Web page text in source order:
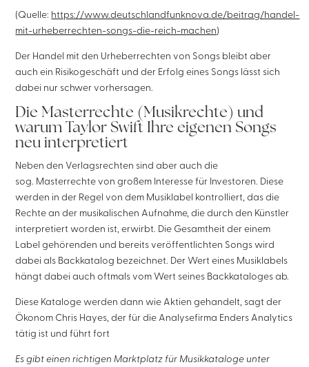
(Quelle: https://www.deutschlandfunknova.de/beitrag/handel-
mit-urheberrechten-songs-die-reich-machen)
Der Handel mit den Urheberrechten von Songs bleibt aber
auch ein Risikogeschäft und der Erfolg eines Songs lässt sich
dabei nur schwer vorhersagen.
Die Masterrechte (Musikrechte) und
warum Taylor Swift Ihre eigenen Songs
neu interpretiert
Neben den Verlagsrechten sind aber auch die
sog. Masterrechte von großem Interesse für Investoren. Diese
werden in der Regel von dem Musiklabel kontrolliert, das die
Rechte an der musikalischen Aufnahme, die durch den Künstler
interpretiert worden ist, erwirbt. Die Gesamtheit der einem
Label gehörenden und bereits veröffentlichten Songs wird
dabei als Backkatalog bezeichnet. Der Wert eines Musiklabels
hängt dabei auch oftmals vom Wert seines Backkataloges ab.
Diese Kataloge werden dann wie Aktien gehandelt, sagt der
Ökonom Chris Hayes, der für die Analysefirma Enders Analytics
tätig ist und führt fort
Es gibt einen richtigen Marktplatz für Musikkataloge unter